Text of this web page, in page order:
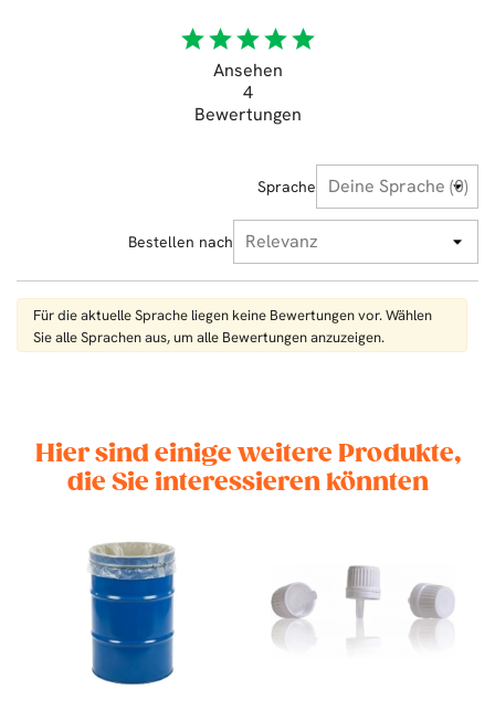
starstarstarstarstar
Ansehen
4
Bewertungen
Sprache
Bestellen nach
Für die aktuelle Sprache liegen keine Bewertungen vor. Wählen
Sie alle Sprachen aus, um alle Bewertungen anzuzeigen.
Hier sind einige weitere Produkte,
die Sie interessieren könnten